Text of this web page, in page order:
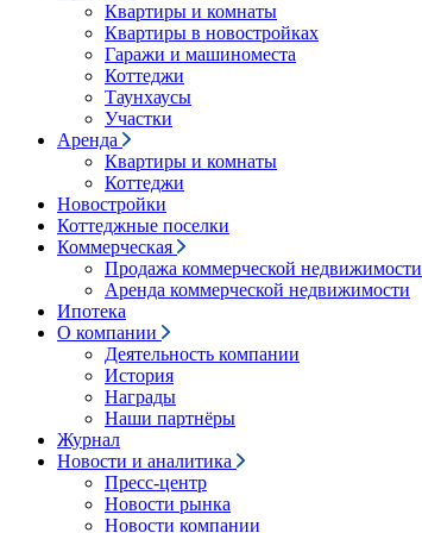
Квартиры и комнаты
Квартиры в новостройках
Гаражи и машиноместа
Коттеджи
Таунхаусы
Участки
Аренда
Квартиры и комнаты
Коттеджи
Новостройки
Коттеджные поселки
Коммерческая
Продажа коммерческой недвижимости
Аренда коммерческой недвижимости
Ипотека
О компании
Деятельность компании
История
Награды
Наши партнёры
Журнал
Новости и аналитика
Пресс-центр
Новости рынка
Новости компании